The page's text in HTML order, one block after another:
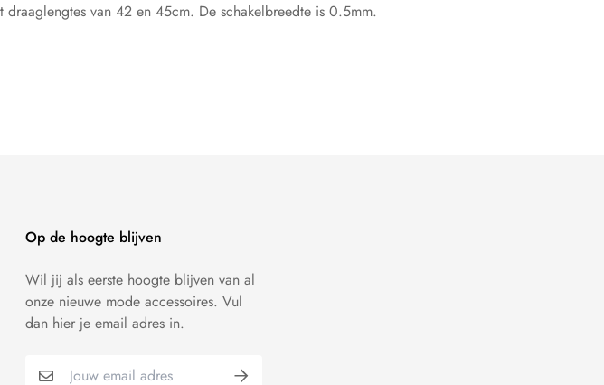
van 42 en 45cm. De schakelbreedte is 0.5mm.
Op de hoogte blijven
Wil jij als eerste hoogte blijven van al
onze nieuwe mode accessoires. Vul
dan hier je email adres in.